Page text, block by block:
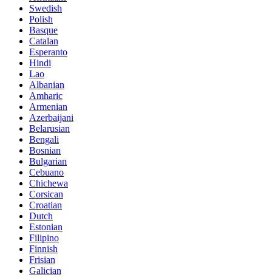
Swedish
Polish
Basque
Catalan
Esperanto
Hindi
Lao
Albanian
Amharic
Armenian
Azerbaijani
Belarusian
Bengali
Bosnian
Bulgarian
Cebuano
Chichewa
Corsican
Croatian
Dutch
Estonian
Filipino
Finnish
Frisian
Galician